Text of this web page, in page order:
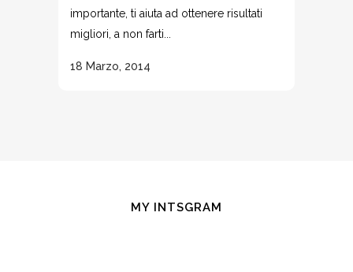
importante, ti aiuta ad ottenere risultati
migliori, a non farti...
18 Marzo, 2014
MY INTSGRAM